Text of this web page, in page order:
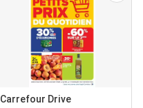
Carrefour Drive